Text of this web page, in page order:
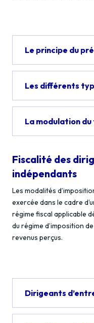
Le principe du
Les différents
La modulation
Fiscalité des
indépendants
Les modalités
exercée dans le cadre
régime fiscal applicable
du régime d’imposition
revenus perçus.
Dirigeants